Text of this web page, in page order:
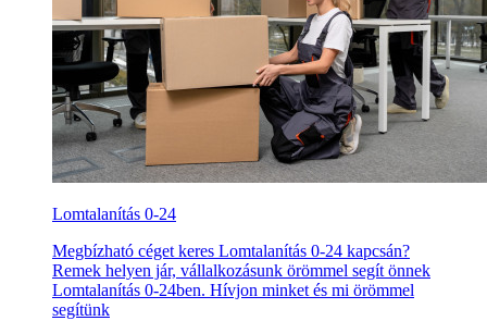
Lomtalanítás 0-24
Megbízható céget keres Lomtalanítás 0-24 kapcsán?
Remek helyen jár, vállalkozásunk örömmel segít önnek
Lomtalanítás 0-24ben. Hívjon minket és mi örömmel
segítünk